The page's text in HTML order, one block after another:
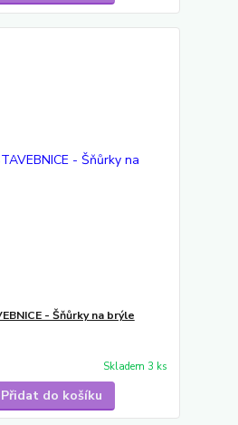
- Šňůrky na brýle
Skladem 3 ks
Přidat do košíku